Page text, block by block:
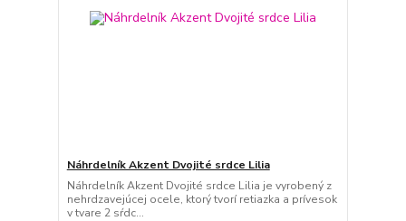
Náhrdelník Akzent Dvojité srdce Lilia
Náhrdelník Akzent Dvojité srdce Lilia je vyrobený z
nehrdzavejúcej ocele, ktorý tvorí retiazka a prívesok
v tvare 2 sŕdc...